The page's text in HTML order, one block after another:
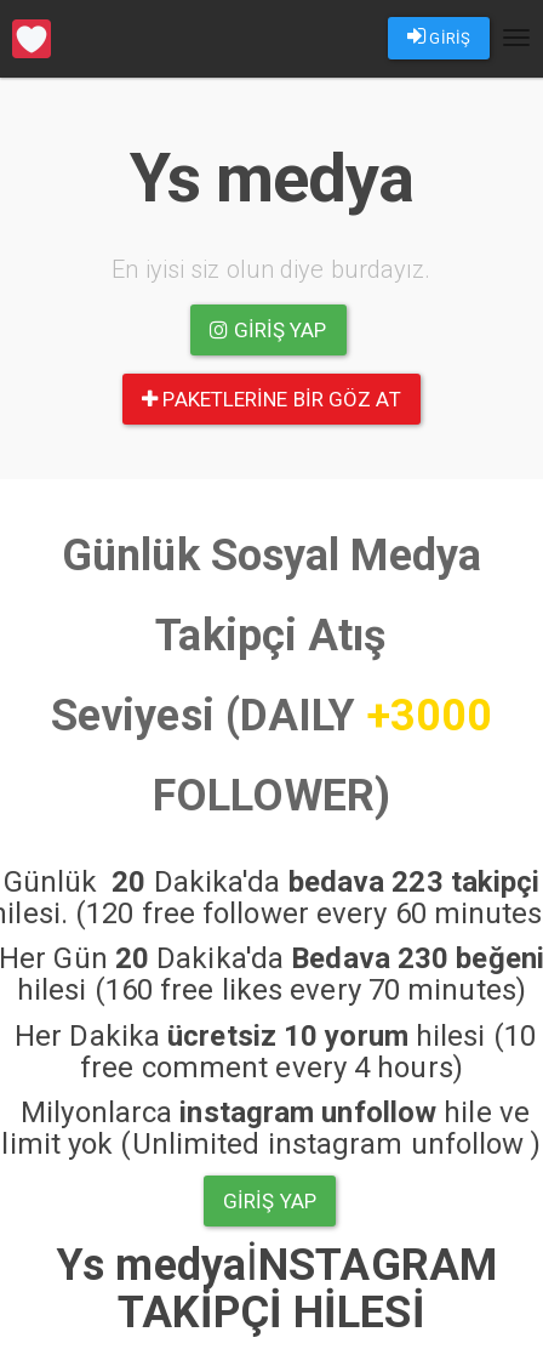
GİRİŞ
Ys medya
En iyisi siz olun diye burdayız.
GIRIŞ YAP
PAKETLERINE BIR GÖZ AT
Günlük Sosyal Medya
Takipçi Atış
Seviyesi (DAILY +3000
FOLLOWER)
Günlük 20 Dakika'da bedava 223 takipçi
(120 free follower every 60
Her Gün 20 Dakika'da Bedava 230 beğeni
hilesi (160 free likes every 70 minutes)
Her Dakika ücretsiz 10 yorum hilesi (10
free comment every 4 hours)
Milyonlarca instagram unfollow hile ve
limit yok (Unlimited instagram unfollow )
GIRIŞ YAP
Ys medyaİNSTAGRAM
TAKİPÇİ HİLESİ